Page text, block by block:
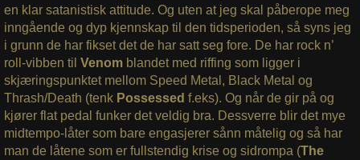
en klar satanistisk attitude. Og uten at jeg skal påberope meg
inngående og dyp kjennskap til den tidsperioden, så syns jeg
i grunn de har fikset det de har satt seg fore. De har rock n’
roll-vibben til Venom blandet med riffing som ligger i
skjæringspunktet mellom Speed Metal, Black Metal og
Thrash/Death (tenk Possessed f.eks). Og når de gir på og
kjører flat pedal funker det veldig bra. Dessverre blir det mye
midtempo-låter som bare engasjerer sånn måtelig og så har
man de låtene som er fullstendig krise og sidrompa (The